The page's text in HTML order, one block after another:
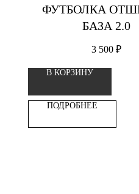
ФУТБОЛКА
БАЗА 2.0
3 500 ₽
В КОРЗИНУ
ПОДРОБНЕЕ